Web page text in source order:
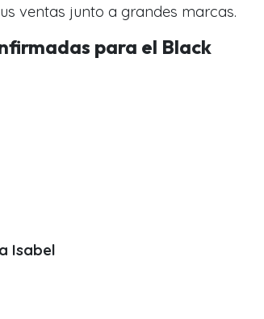
ventas junto a grandes marcas.
para el Black
Isabel